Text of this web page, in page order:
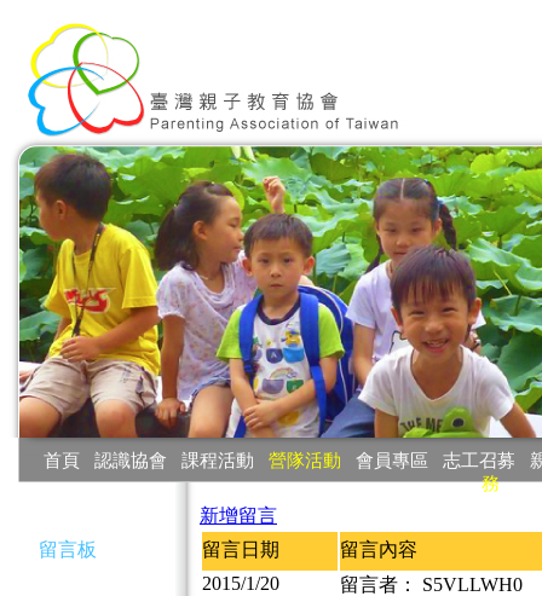
首頁 認識協會 課程活動 營隊活動 會員專區 志工召募
務
留言板
新增留言
留言日期
留言內容
2015/1/20
留言者： S5VLLWH0